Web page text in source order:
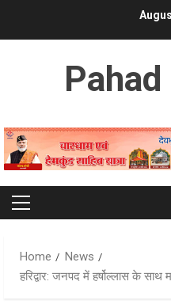
Primary
Home
News
हरिद्वार: जनपद में हर्षोल्लास के साथ